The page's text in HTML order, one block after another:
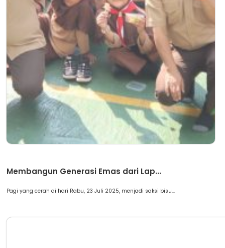
Membangun Generasi Emas dari Lap...
Pagi yang cerah di hari Rabu, 23 Juli 2025, menjadi saksi bisu...